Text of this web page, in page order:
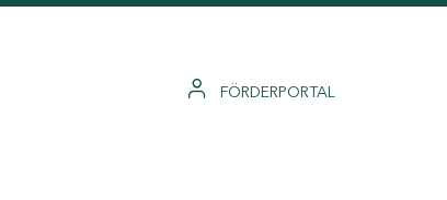
FÖRDERPORTAL